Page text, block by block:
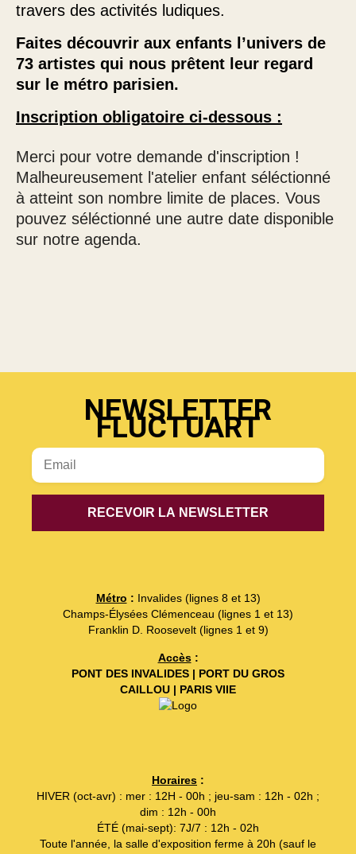
travers des activités ludiques.
Faites découvrir aux enfants l’univers de
73 artistes qui nous prêtent leur regard
sur le métro parisien.
Inscription obligatoire ci-dessous :
Merci pour votre demande d'inscription !
Malheureusement l'atelier enfant séléctionné
à atteint son nombre limite de places. Vous
pouvez séléctionné une autre date disponible
sur notre agenda.
NEWSLETTER
FLUCTUART
Métro : Invalides (lignes 8 et 13)
Champs-Élysées Clémenceau (lignes 1 et 13)
Franklin D. Roosevelt (lignes 1 et 9)
Accès:
PONT DES INVALIDES | PORT DU GROS
CAILLOU | PARIS VIIE
Horaires :
HIVER (oct-avr) : mer : 12H - 00h ; jeu-sam : 12h - 02h ;
dim : 12h - 00h
ÉTÉ (mai-sept): 7J/7 : 12h - 02h
Toute l'année, la salle d'exposition ferme à 20h (sauf le